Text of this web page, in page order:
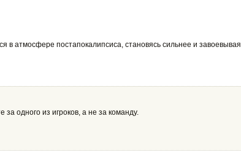
в атмосфере постапокалипсиса, становясь сильнее и завоевывая
одного из игроков, а не за команду.